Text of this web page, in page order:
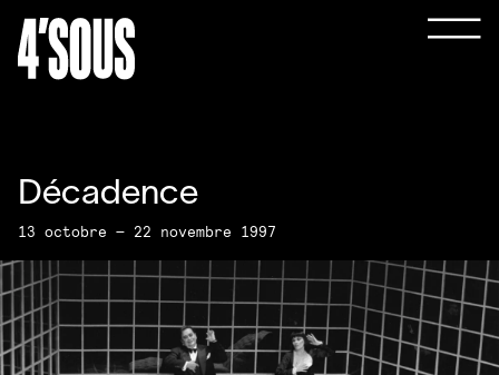
Décadence
13 octobre — 22 novembre 1997